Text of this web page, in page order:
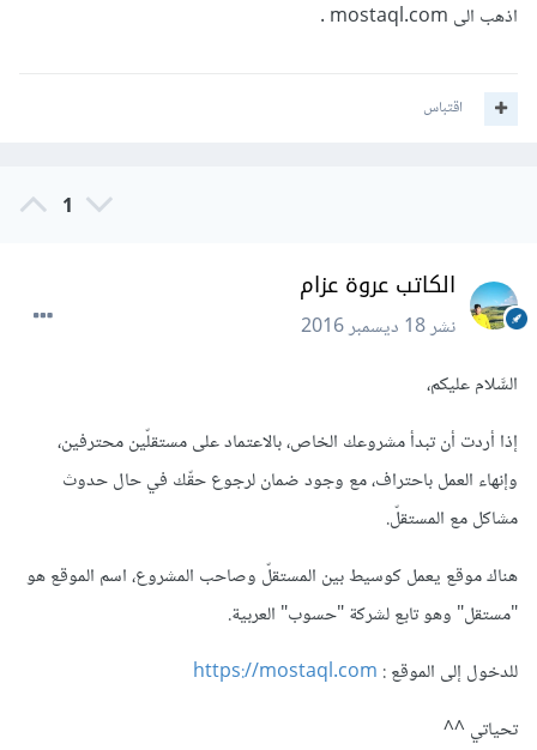
اذهب الى mostaql.com .
اقتباس
1
الكاتب عروة عزام
نشر18 ديسمبر 2016
السَّلام عليكم،
إذا أردت أن تبدأ مشروعك الخاص، بالاعتماد على مستقلّين محترفين،
وإنهاء العمل باحتراف، مع وجود ضمان لرجوع حقّك في حال حدوث
مشاكل مع المستقلّ.
هناك موقع يعمل كوسيط بين المستقلّ وصاحب المشروع، اسم الموقع هو
"مستقل" وهو تابع لشركة "حسوب" العربية.
للدخول إلى الموقع : https://mostaql.com
تحياتي ^^